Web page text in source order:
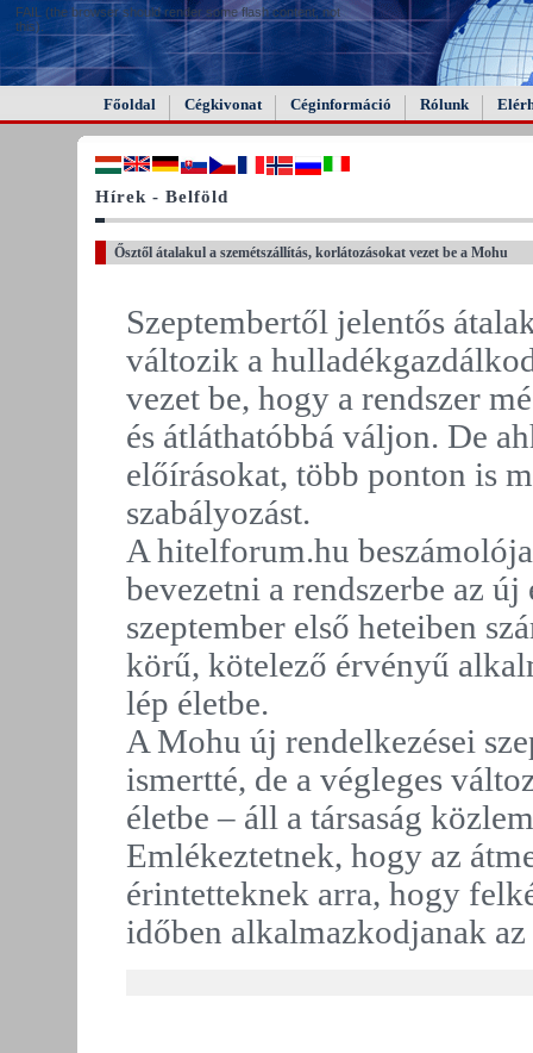
FAIL (the browser should render some flash content, not
this).
Főoldal Cégkivonat Céginformáció Rólunk
Hírek - Belföld
Ősztől átalakul a szemétszállítás, korlátozásokat vezet be a Mohu
Szeptembertől jelentős
változik a
vezet be, hogy a rendszer
és átláthatóbbá váljon. De
előírásokat, több ponton is
szabályozást.
A hitelforum.hu
bevezetni a rendszerbe az
szeptember első heteiben
körű, kötelező érvényű
lép életbe.
A Mohu új rendelkezései
ismertté, de a végleges
életbe – áll a társaság
Emlékeztetnek, hogy az
érintetteknek arra, hogy
időben alkalmazkodjanak